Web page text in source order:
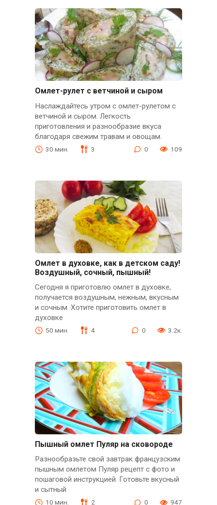
Омлет-рулет с ветчиной и сыром
Наслаждайтесь утром с омлет-рулетом с
ветчиной и сыром. Легкость
приготовления и разнообразие вкуса
благодаря свежим травам и овощам.
30 мин. 3 0 109
Омлет в духовке, как в детском саду!
Воздушный, сочный, пышный!
Сегодня я приготовлю омлет в духовке,
получается воздушным, нежным, вкусным
и сочным. Хотите приготовить омлет в
духовке
50 мин. 4 0 3.2к.
Пышный омлет Пуляр на сковороде
Разнообразьте свой завтрак французским
пышным омлетом Пуляр рецепт с фото и
пошаговой инструкцией. Готовьте вкусный
и сытный
10 мин. 2 0 947